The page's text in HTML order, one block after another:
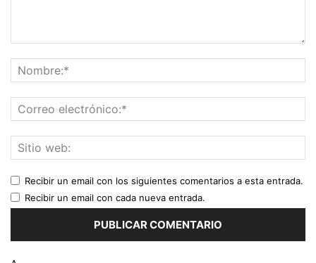
Recibir un email con los siguientes comentarios a esta entrada.
Recibir un email con cada nueva entrada.